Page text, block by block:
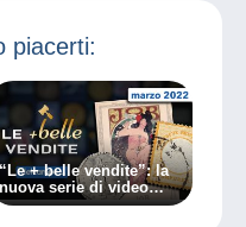
piacerti:
“Le + belle vendite”: la
nuova serie di video
Delcampe